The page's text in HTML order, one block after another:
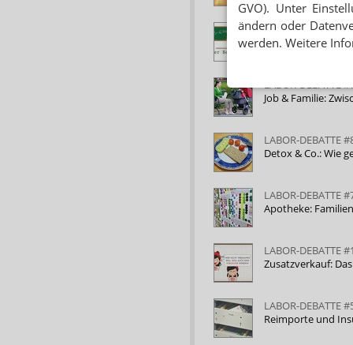
GVO). Unter
ändern oder
werden. Weitere
LABOR-DEBATTE
Nervige Kunden –
LABOR-DEBATTE
Job & Familie:
LABOR-DEBATTE
Detox & Co.: Wie
LABOR-DEBATTE
Apotheke:
LABOR-DEBATTE #1
Zusatzverkauf:
LABOR-DEBATTE
Reimporte und